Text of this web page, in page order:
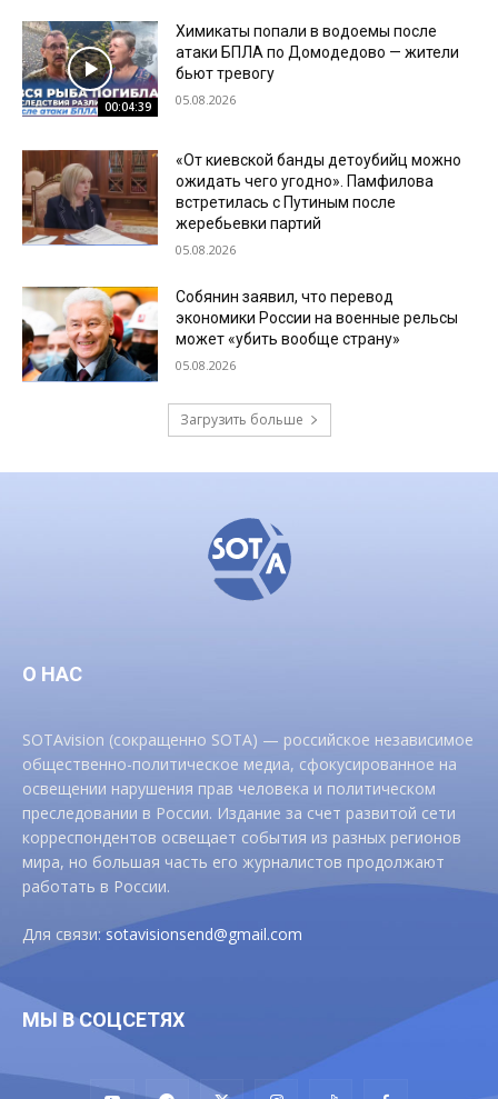
00:04:39
Химикаты попали в водоемы после
атаки БПЛА по Домодедово — жители
бьют тревогу
05.08.2026
«От киевской банды детоубийц можно
ожидать чего угодно». Памфилова
встретилась с Путиным после
жеребьевки партий
05.08.2026
Собянин заявил, что перевод
экономики России на военные рельсы
может «убить вообще страну»
05.08.2026
Загрузить больше
О НАС
SOTAvision (сокращенно SOTA) — российское независимое
общественно-политическое медиа, сфокусированное на
освещении нарушения прав человека и политическом
преследовании в России. Издание за счет развитой сети
корреспондентов освещает события из разных регионов
мира, но большая часть его журналистов продолжают
работать в России.
Для связи:sotavisionsend@gmail.com
МЫ В СОЦСЕТЯХ